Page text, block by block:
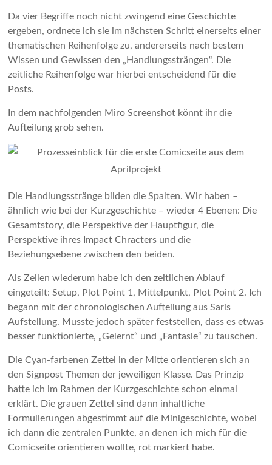
Da vier Begriffe noch nicht zwingend eine Geschichte
ergeben, ordnete ich sie im nächsten Schritt einerseits einer
thematischen Reihenfolge zu, andererseits nach bestem
Wissen und Gewissen den „Handlungssträngen“. Die
zeitliche Reihenfolge war hierbei entscheidend für die
Posts.
In dem nachfolgenden Miro Screenshot könnt ihr die
Aufteilung grob sehen.
Die Handlungsstränge bilden die Spalten. Wir haben –
ähnlich wie bei der Kurzgeschichte – wieder 4 Ebenen: Die
Gesamtstory, die Perspektive der Hauptfigur, die
Perspektive ihres Impact Chracters und die
Beziehungsebene zwischen den beiden.
Als Zeilen wiederum habe ich den zeitlichen Ablauf
eingeteilt: Setup, Plot Point 1, Mittelpunkt, Plot Point 2. Ich
begann mit der chronologischen Aufteilung aus Saris
Aufstellung. Musste jedoch später feststellen, dass es etwas
besser funktionierte, „Gelernt“ und „Fantasie“ zu tauschen.
Die Cyan-farbenen Zettel in der Mitte orientieren sich an
den Signpost Themen der jeweiligen Klasse. Das Prinzip
hatte ich im Rahmen der Kurzgeschichte schon einmal
erklärt. Die grauen Zettel sind dann inhaltliche
Formulierungen abgestimmt auf die Minigeschichte, wobei
ich dann die zentralen Punkte, an denen ich mich für die
Comicseite orientieren wollte, rot markiert habe.